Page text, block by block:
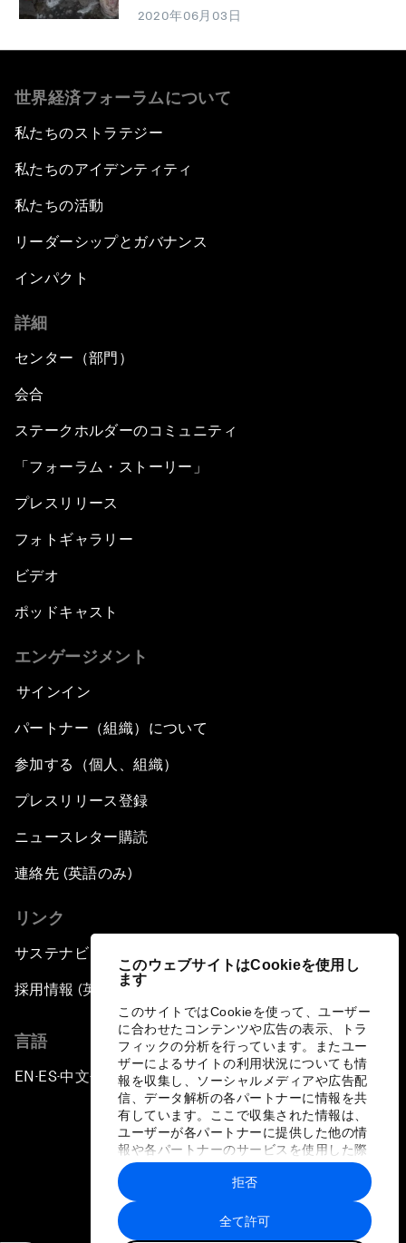
このウェブサイトはCookieを使用し
ます
このサイトではCookieを使って、ユーザー
に合わせたコンテンツや広告の表示、トラ
フィックの分析を行っています。またユー
ザーによるサイトの利用状況についても情
報を収集し、ソーシャルメディアや広告配
信、データ解析の各パートナーに情報を共
有しています。ここで収集された情報は、
ユーザーが各パートナーに提供した他の情
報や各パートナーのサービスを使用した際
に収集された情報と組み合わされ、各パー
トナーによって使用されることがありま
す。
全て許可
拒否
2020年06月03日
世界経済フォーラムについて
私たちのストラテジー
私たちのアイデンティティ
私たちの活動
リーダーシップとガバナンス
インパクト
詳細
センター（部門）
会合
ステークホルダーのコミュニティ
「フォーラム・ストーリー」
プレスリリース
フォトギャラリー
ビデオ
ポッドキャスト
エンゲージメント
サインイン
パートナー（組織）について
参加する（個人、組織）
プレスリリース登録
ニュースレター購読
連絡先 (英語のみ)
リンク
サステナビリティへの取り組み
採用情報 (英語のみ)
言語
EN ▪ES▪中文▪ 日本語
プライバシーポリシーと利用規約
サイトマップ